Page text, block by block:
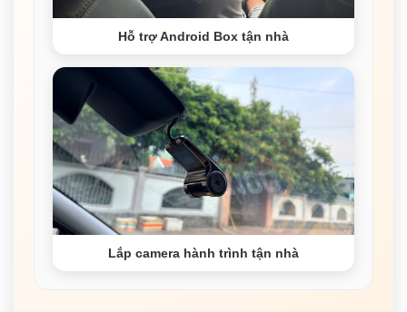
Hỗ trợ Android Box tận nhà
Lắp camera hành trình tận nhà